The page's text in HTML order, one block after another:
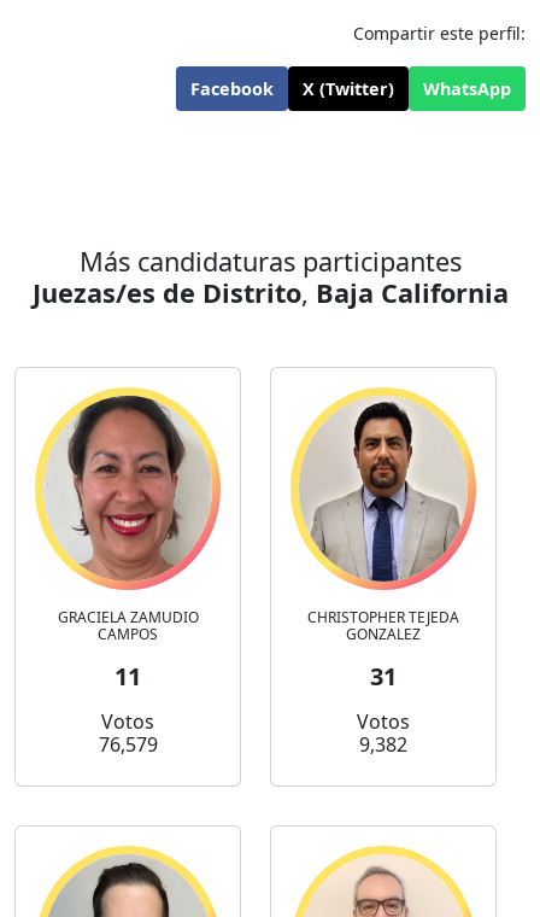
Compartir este perfil:
Facebook X (Twitter) WhatsApp
Más candidaturas participantes
Juezas/es de Distrito, Baja California
GRACIELA ZAMUDIO
CAMPOS
11
Votos
76,579
CHRISTOPHER TEJEDA
GONZALEZ
31
Votos
9,382